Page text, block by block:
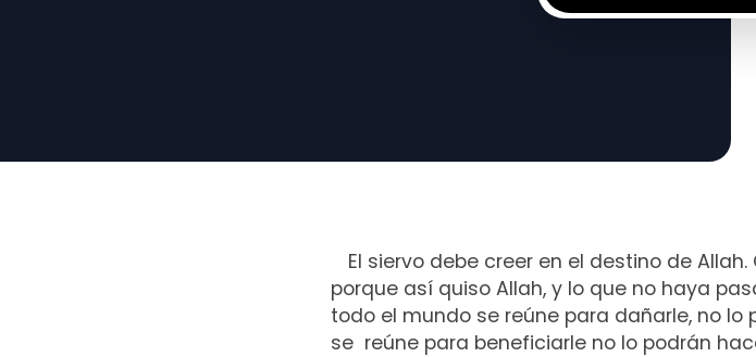
El siervo debe creer en el destino de
porque así quiso Allah, y lo que no haya
todo el mundo se reúne para dañarle, no lo
se reúne para beneficiarle no lo podrán